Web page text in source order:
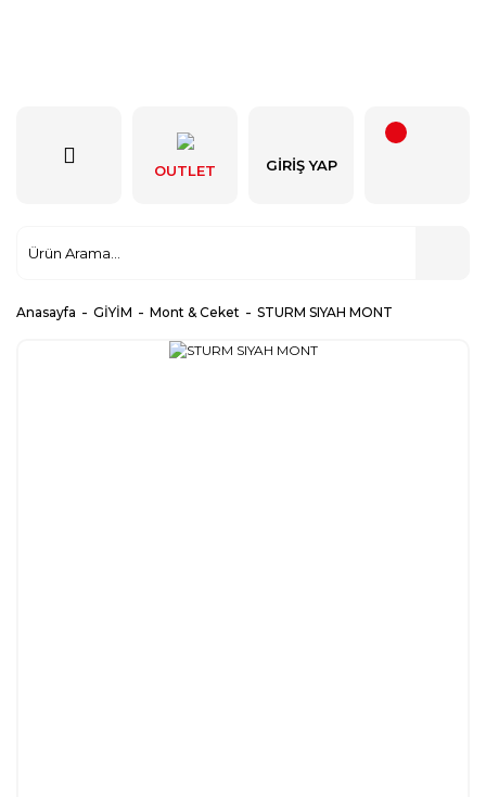
OUTLET GIRIŞ YAP
Anasayfa GİYİM Mont & Ceket STURM SIYAH MONT